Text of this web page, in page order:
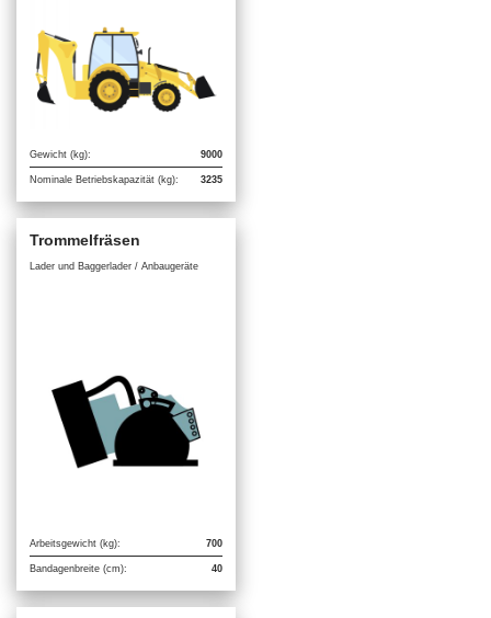
Gewicht (kg): 9000
Nominale Betriebskapazität (kg): 3235
Trommelfräsen
Lader und Baggerlader / Anbaugeräte
Arbeitsgewicht (kg): 700
Bandagenbreite (cm): 40